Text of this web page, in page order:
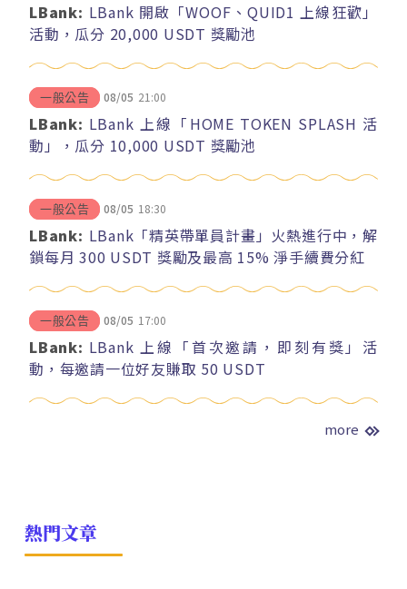
LBank: LBank 開啟「WOOF、QUID1 上線狂歡」
活動，瓜分 20,000 USDT 獎勵池
一般公告 08/05 21:00
LBank: LBank 上線「HOME TOKEN SPLASH 活
動」，瓜分 10,000 USDT 獎勵池
一般公告 08/05 18:30
LBank: LBank「精英帶單員計畫」火熱進行中，解
鎖每月 300 USDT 獎勵及最高 15% 淨手續費分紅
一般公告 08/05 17:00
LBank: LBank 上線「首次邀請，即刻有獎」活
動，每邀請一位好友賺取 50 USDT
more
熱門文章